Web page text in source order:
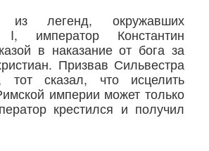
легенд, окружавших
I, император Константин
в наказание от бога за
Призвав Сильвестра
тот сказал, что исцелить
империи может только
крестился и получил